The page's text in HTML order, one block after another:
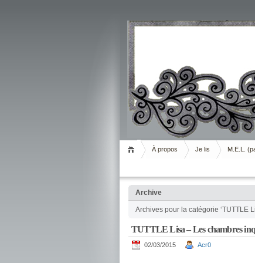
Livrement
À propos Je lis M.E.L.
Archive
Archives pour la catégorie ‘TUTTLE
TUTTLE Lisa – Les chambres
02/03/2015 Acr0